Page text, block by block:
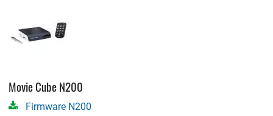
Movie Cube N200
Firmware N200